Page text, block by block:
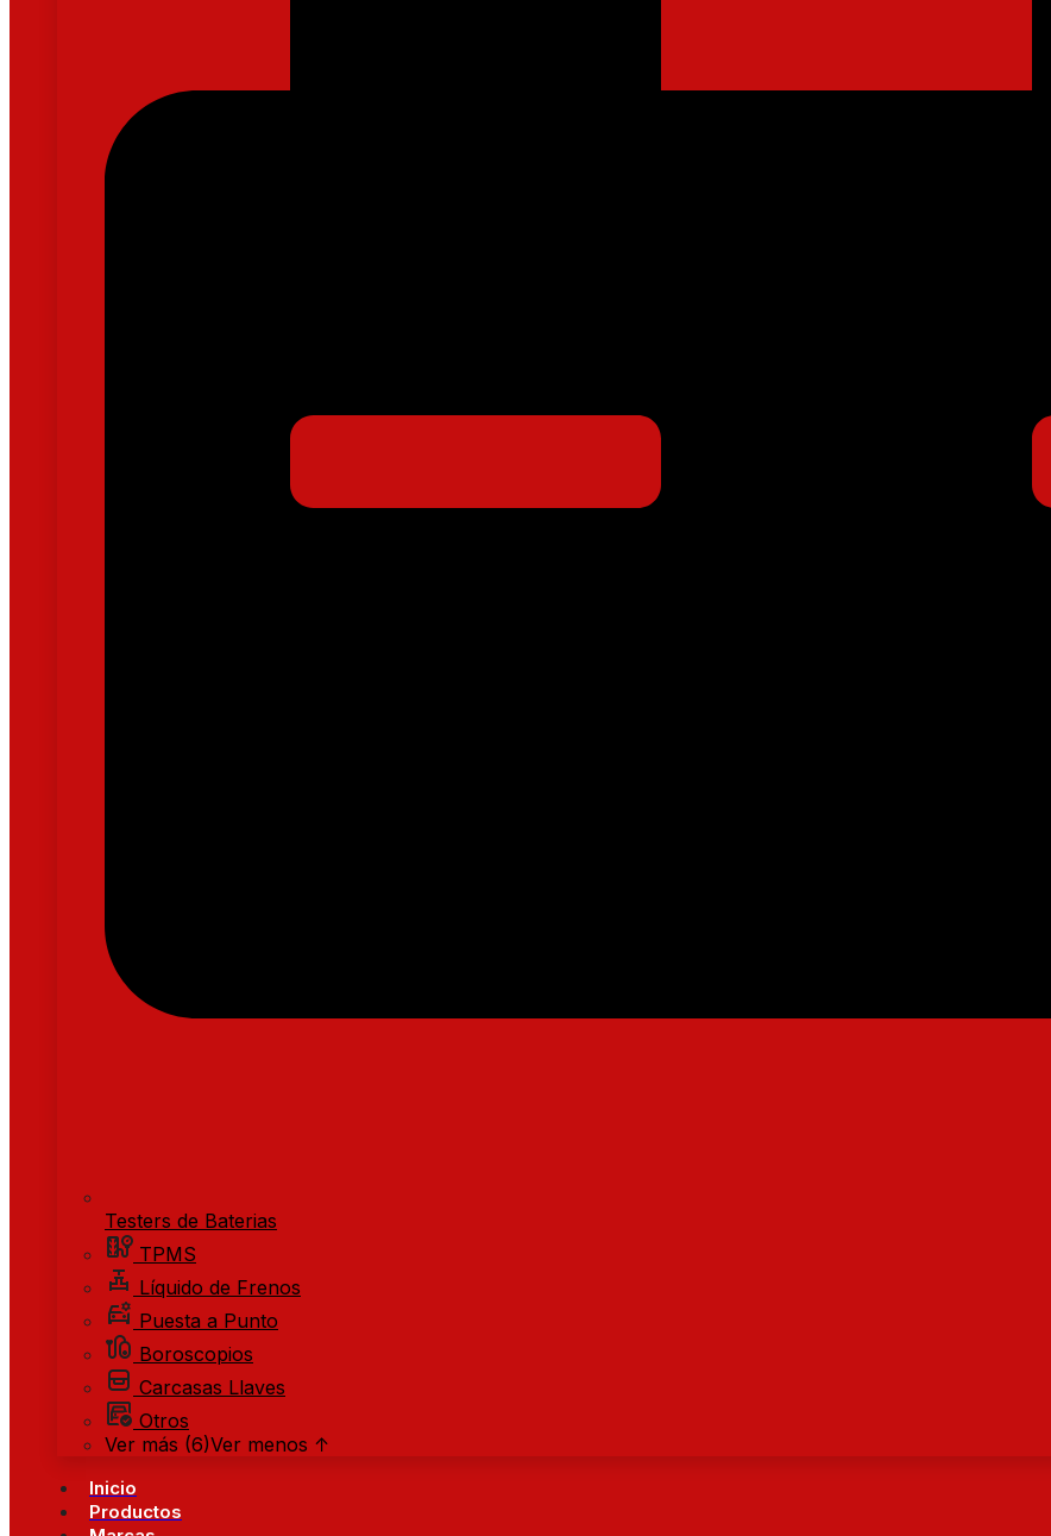
Testers de Baterias
TPMS
Líquido de Frenos
Puesta a Punto
Boroscopios
Carcasas Llaves
Otros
Ver más (6)Ver menos ↑
Inicio
Productos